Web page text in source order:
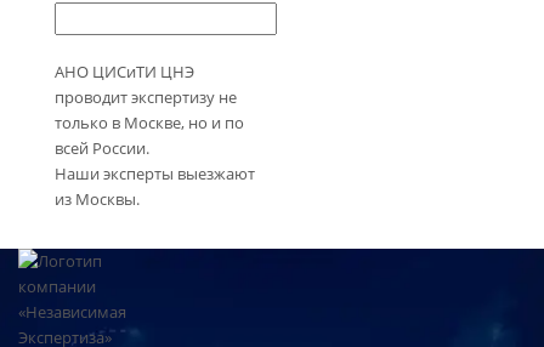
АНО ЦИСиТИ ЦНЭ
проводит экспертизу не
только в Москве, но и по
всей России.
Наши эксперты выезжают
из Москвы.